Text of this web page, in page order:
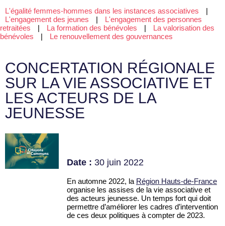
L'égalité femmes-hommes dans les instances associatives
|
L'engagement des jeunes
|
L'engagement des personnes
retraitées
| La formation des bénévoles |
La valorisation des
bénévoles
| Le renouvellement des gouvernances
CONCERTATION RÉGIONALE
SUR LA VIE ASSOCIATIVE ET
LES ACTEURS DE LA
JEUNESSE
Date : 30 juin 2022
En automne 2022, la Région Hauts-de-France
organise les assises de la vie associative et
des acteurs jeunesse. Un temps fort qui doit
permettre d’améliorer les cadres d’intervention
de ces deux politiques à compter de 2023.